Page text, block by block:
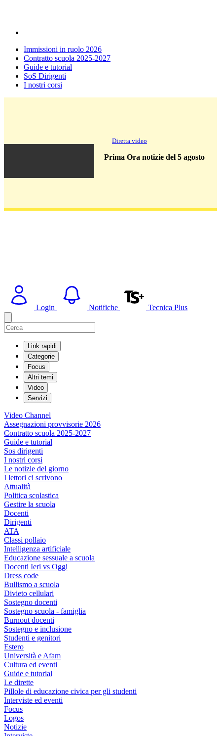
Immissioni in ruolo 2026
Contratto scuola 2025-2027
Guide e tutorial
SoS Dirigenti
I nostri corsi
Diretta video
Prima Ora notizie del 5 agosto
Login Notifiche Tecnica Plus
Link rapidi
Categorie
Focus
Altri temi
Video
Servizi
Video Channel
Assegnazioni provvisorie 2026
Contratto scuola 2025-2027
Guide e tutorial
Sos dirigenti
I nostri corsi
Le notizie del giorno
I lettori ci scrivono
Attualità
Politica scolastica
Gestire la scuola
Docenti
Dirigenti
ATA
Classi pollaio
Intelligenza artificiale
Educazione sessuale a scuola
Docenti Ieri vs Oggi
Dress code
Bullismo a scuola
Divieto cellulari
Sostegno docenti
Sostegno scuola - famiglia
Burnout docenti
Sostegno e inclusione
Studenti e genitori
Estero
Università e Afam
Cultura ed eventi
Guide e tutorial
Le dirette
Pillole di educazione civica per gli studenti
Interviste ed eventi
Focus
Logos
Notizie